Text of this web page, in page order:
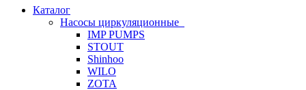
Каталог
Насосы циркуляционные
IMP PUMPS
STOUT
Shinhoo
WILO
ZOTA